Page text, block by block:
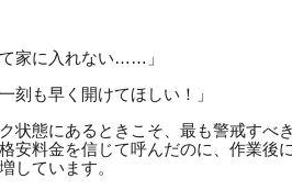
て家に入れない……」
刻も早く開けてほしい！」
状態にあるときこそ、最も警戒すべ
安料金を信じて呼んだのに、作業後
しています。